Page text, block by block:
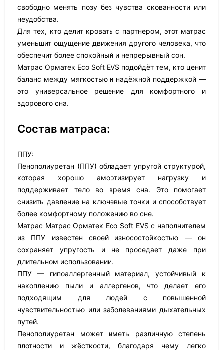
свободно менять позу без чувства скованности или
неудобства.
Для тех, кто делит кровать с партнером, этот матрас
уменьшит ощущение движения другого человека, что
обеспечит более спокойный и непрерывный сон.
Матрас Орматек Eco Soft EVS подойдёт тем, кто ценит
баланс между мягкостью и надёжной поддержкой —
это универсальное решение для комфортного и
здорового сна.
Состав матраса:
ППУ:
Пенополиуретан (ППУ) обладает упругой структурой,
которая хорошо амортизирует нагрузку и
поддерживает тело во время сна. Это помогает
снизить давление на ключевые точки и способствует
более комфортному положению во сне.
Матрас Матрас Орматек Eco Soft EVS с наполнителем
из ППУ известен своей износостойкостью — он
сохраняет упругость и не проседает даже при
длительном использовании.
ППУ — гипоаллергенный материал, устойчивый к
накоплению пыли и аллергенов, что делает его
подходящим для людей с повышенной
чувствительностью или заболеваниями дыхательных
путей.
Пенополиуретан может иметь различную степень
плотности и жёсткости, благодаря чему легко